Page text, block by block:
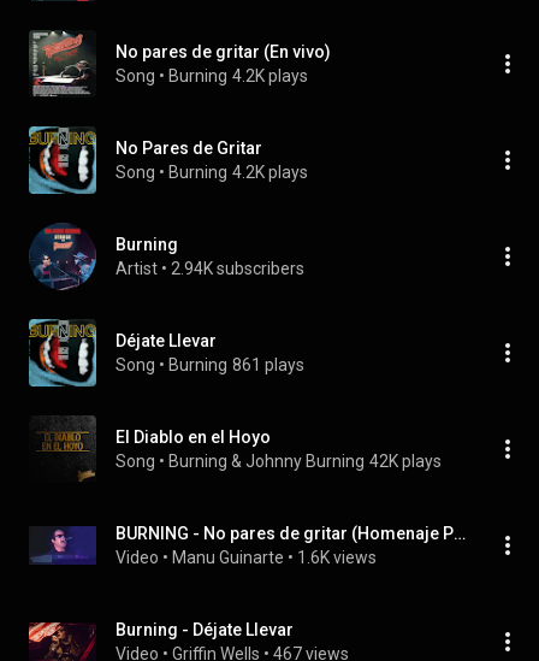
No pares de gritar (En vivo)
Song • Burning 4.2K plays
No Pares de Gritar
Song • Burning 4.2K plays
Burning
Artist • 2.94K subscribers
Déjate Llevar
Song • Burning 861 plays
El Diablo en el Hoyo
Song • Burning & Johnny Burning 42K plays
BURNING - No pares de gritar (Homenaje Pepe Risi)
Video • Manu Guinarte • 1.6K views
Burning - Déjate Llevar
Video • Griffin Wells • 467 views